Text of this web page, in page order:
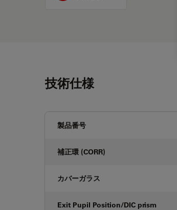
技術仕様
製品番号
補正環 (CORR)
カバーガラス
Exit Pupil Position/DIC prism